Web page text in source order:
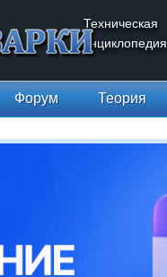
Техническая
энциклопедия
Форум Теория